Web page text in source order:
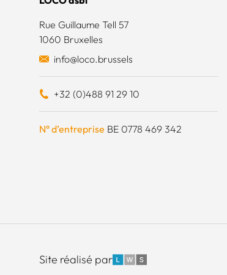
Rue Guillaume Tell 57
1060 Bruxelles
info@loco.brussels
+32 (0)488 91 29 10
N° d’entreprise BE 0778 469 342
Site réalisé parLWS